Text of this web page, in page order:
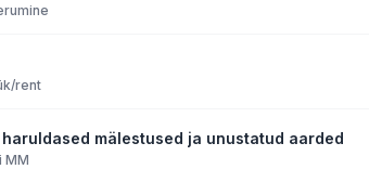
rent
mälestused ja unustatud aarded
MM